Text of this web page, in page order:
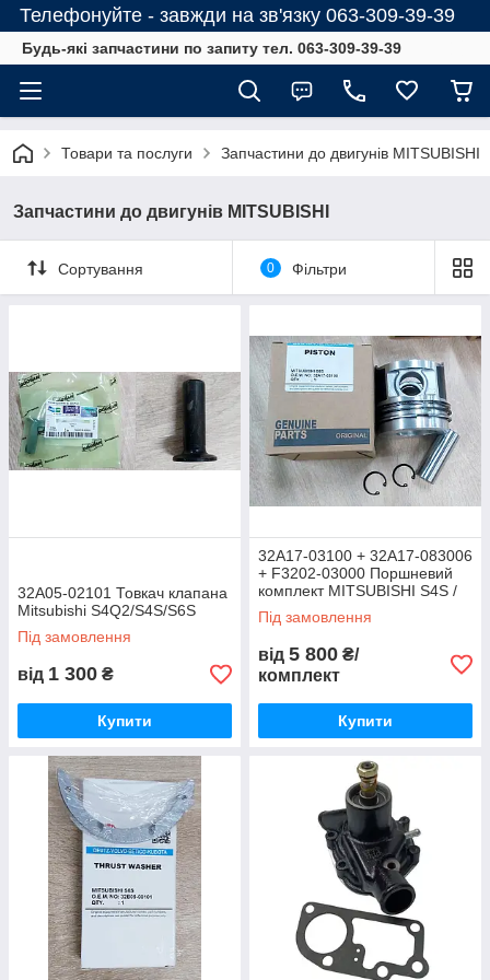
Телефонуйте - завжди на зв'язку 063-309-39-39
Будь-які запчастини по запиту тел. 063-309-39-39
Товари та послуги Запчастини до двигунів MITSUBISHI
Запчастини до двигунів MITSUBISHI
Сортування 0 Фільтри
32A05-02101 Товкач клапана
Mitsubishi S4Q2/S4S/S6S
Під замовлення
від 1 300 ₴
Купити
32A17-03100 + 32A17-083006
+ F3202-03000 Поршневий
комплект MITSUBISHI S4S /
S6S DT-STD
Під замовлення
від 5 800 ₴/
комплект
Купити